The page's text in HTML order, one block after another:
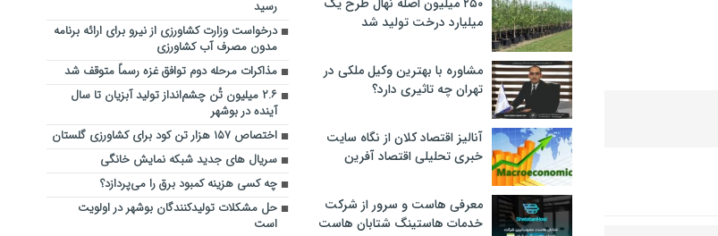
میلیارد درخت تولید شد
مشاوره با بهترین وکیل ملکی در
تهران چه تاثیری دارد؟
آنالیز اقتصاد کلان از نگاه سایت
خبری تحلیلی اقتصاد آفرین
معرفی هاست و سرور از شرکت
خدمات هاستینگ شتابان هاست
رسید
درخواست وزارت کشاورزی از نیرو برای ارائه برنامه‌
مدون مصرف آب کشاورزی
مذاکرات مرحله دوم توافق غزه رسماً متوقف شد
۲.۶ میلیون تُن چشم‌انداز تولید آبزیان تا سال
آینده در بوشهر
اختصاص ۱۵۷ هزار تن کود برای کشاورزی گلستان
سریال‌ های جدید شبکه نمایش خانگی
چه کسی هزینه کمبود برق را می‌پردازد؟
حل مشکلات تولیدکنندگان بوشهر در اولویت
است